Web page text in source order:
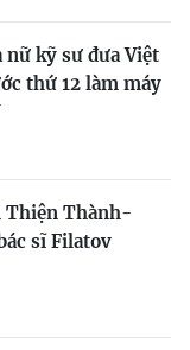
nữ kỹ sư đưa Việt
thứ 12 làm máy
Thiện Thành-
sĩ Filatov